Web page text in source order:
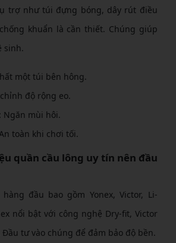
trợ như túi đựng bóng, dây rút điều
khuẩn là cần thiết. Chúng giúp
sinh.
một túi bên hông.
độ rộng eo.
Ngăn mùi hôi.
toàn khi chơi tối.
quần cầu lông uy tín nên đầu
đầu bao gồm Yonex, Victor, Li-
nổi bật với công nghệ Dry-fit, Victor
tư vào chúng để đảm bảo độ bền.